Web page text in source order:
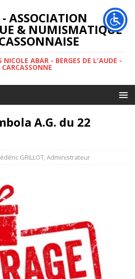
ASSOCIATION
& NUMISMATIQUE
NICOLE ABAR - BERGES DE L'AUDE -
CARCASSONNE
A.G. du 22
GRILLOT, Administrateur